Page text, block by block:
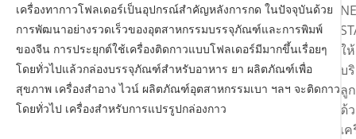
เครื่องทากาวโฟลเดอร์เป็นอุปกรณ์สำคัญหลังการกด ในปัจจุบันด้วย
การพัฒนาอย่างรวดเร็วของอุตสาหกรรมบรรจุภัณฑ์และการพิมพ์
ของจีน การประยุกต์ใช้เครื่องติดกาวแบบโฟลเดอร์มีมากขึ้นเรื่อยๆ
โดยทั่วไปแล้วกล่องบรรจุภัณฑ์สำหรับอาหาร ยา ผลิตภัณฑ์เพื่อ
สุขภาพ เครื่องสำอาง ไวน์ ผลิตภัณฑ์อุตสาหกรรมเบา ฯลฯ จะติดกาว
โดยทั่วไป เครื่องสำหรับการแปรรูปกล่องกาว
ให้
บ
ลู
ด้
เ